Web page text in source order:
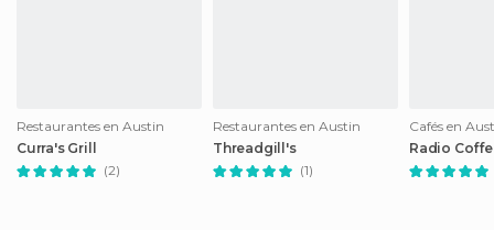
Restaurantes en Austin
Curra's Grill
(2)
Restaurantes en Austin
Threadgill's
(1)
Cafés en
Radio